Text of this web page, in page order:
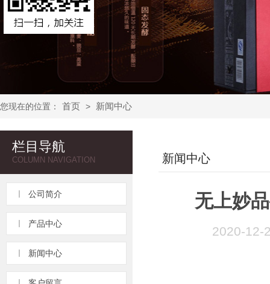
您现在的位置： 首页 > 新闻中心
栏目导航
COLUMN NAVIGATION
公司简介
产品中心
新闻中心
新闻中心
无上妙
2020-